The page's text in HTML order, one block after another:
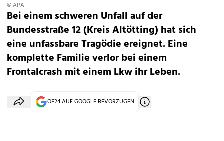
© APA
Bei einem schweren Unfall auf der
Bundesstraße12(Kreis Altötting) hat sich
eine unfassbare Tragödie ereignet. Eine
komplette Familie verlor bei einem
Frontalcrash mit einem Lkw ihr Leben.
OE24 AUF GOOGLE BEVORZUGEN